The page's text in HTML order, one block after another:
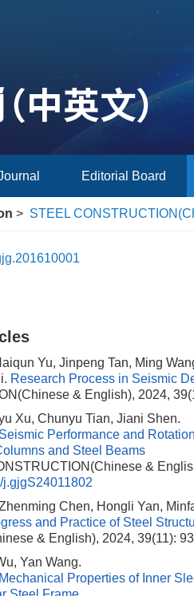
Editorial Board
> STEEL
Yu, Jinpeng Tan, Ming
Research Process in Seismic
& English), 2024,
Xu, Chunyu Tian, Jiani Shen.
Performance and
and Steel Beams
&
j.gjgS24011802
Chen, Hongli Yan,
and Practice of Steel
& English), 2024, 39(11):
Yan Wang.
Properties of Inner